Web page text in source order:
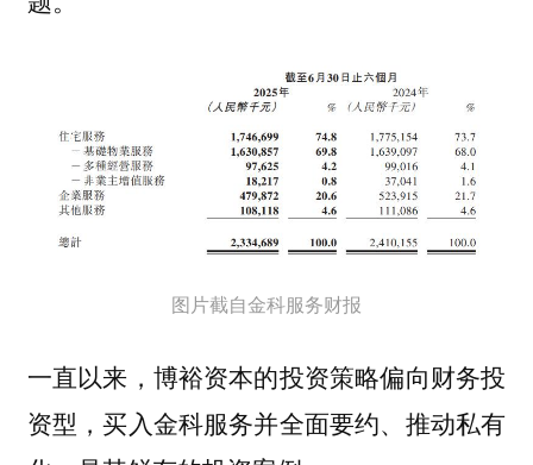
图片截自金科服务财报
一直以来，博裕资本的投资策略偏向财务投
资型，买入金科服务并全面要约、推动私有